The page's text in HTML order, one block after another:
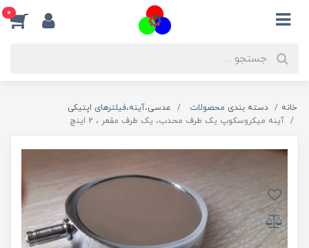
0
خانه دسته بندی محصولات
عدسی،آینه،فیلترهای اپتیکی
آینه میکروسکوپ یک طرف محدب، یک طرف مقعر ، 2 اینچ